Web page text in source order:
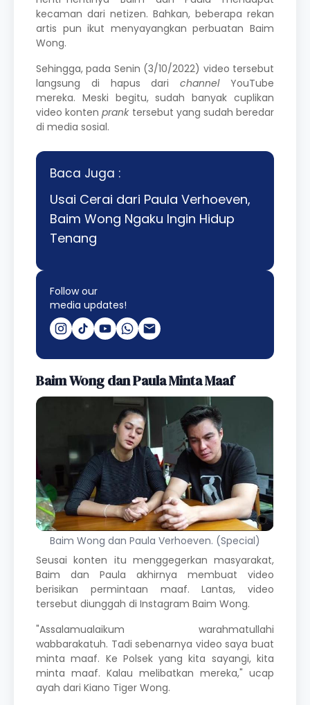
kecaman dari netizen. Bahkan, beberapa rekan
artis pun ikut menyayangkan perbuatan Baim
Wong.
Sehingga, pada Senin (3/10/2022) video tersebut
langsung di hapus darichannelYouTube
mereka. Meski begitu, sudah banyak cuplikan
video konten pranktersebut yang sudah beredar
di media sosial.
Baca Juga :
Usai Cerai dari Paula Verhoeven,
Baim Wong Ngaku Ingin Hidup
Tenang
Follow our
media updates!
Baim Wong dan Paula Minta Maaf
Baim Wong dan Paula Verhoeven. (Special)
Seusai konten itu menggegerkan masyarakat,
Baim dan Paula akhirnya membuat video
berisikan permintaan maaf. Lantas, video
tersebut diunggah di Instagram Baim Wong.
"Assalamualaikum warahmatullahi
wabbarakatuh. Tadi sebenarnya video saya buat
minta maaf. Ke Polsek yang kita sayangi, kita
minta maaf. Kalau melibatkan mereka," ucap
ayah dari Kiano Tiger Wong.